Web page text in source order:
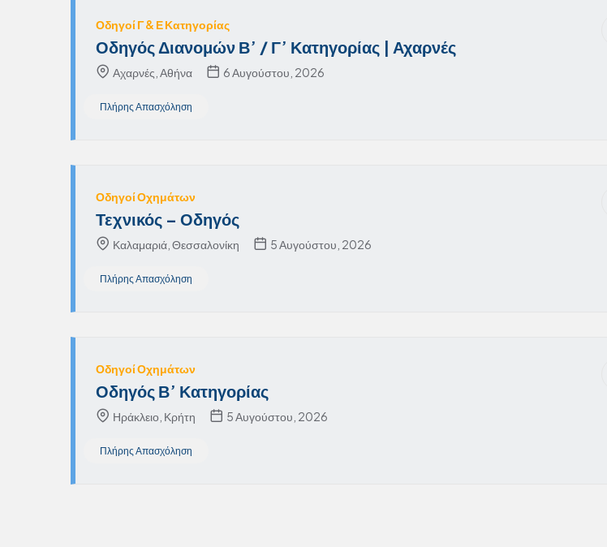
Οδηγοί Γ & Ε Κατηγορίας
Οδηγός Διανομών Β’ / Γ’ Κατηγορίας | Αχαρνές
Αχαρνές, Αθήνα 6 Αυγούστου, 2026
Πλήρης Απασχόληση
Οδηγοί Οχημάτων
Τεχνικός – Οδηγός
Καλαμαριά, Θεσσαλονίκη 5 Αυγούστου, 2026
Πλήρης Απασχόληση
Οδηγοί Οχημάτων
Οδηγός Β’ Κατηγορίας
Ηράκλειο, Κρήτη 5 Αυγούστου, 2026
Πλήρης Απασχόληση